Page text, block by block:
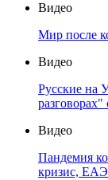
Видео
Мир после
Видео
Русские на
Видео
Пандемия
кризис,